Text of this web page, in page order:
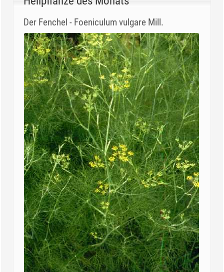
Der Fenchel - Foeniculum vulgare Mill.